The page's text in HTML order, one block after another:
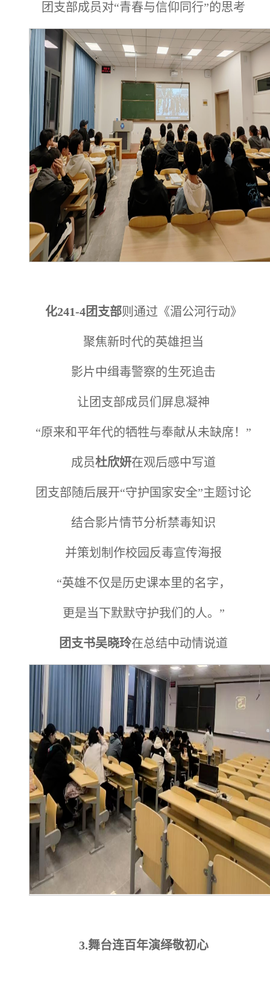
团支部成员对“青春与信仰同行”的思考
化241-4团支部则通过《湄公河行动》
聚焦新时代的英雄担当
影片中缉毒警察的生死追击
让团支部成员们屏息凝神
“原来和平年代的牺牲与奉献从未缺席！”
成员杜欣妍在观后感中写道
团支部随后展开“守护国家安全”主题讨论
结合影片情节分析禁毒知识
并策划制作校园反毒宣传海报
“英雄不仅是历史课本里的名字，
更是当下默默守护我们的人。”
团支书吴晓玲在总结中动情说道
3.舞台连百年演绎敬初心